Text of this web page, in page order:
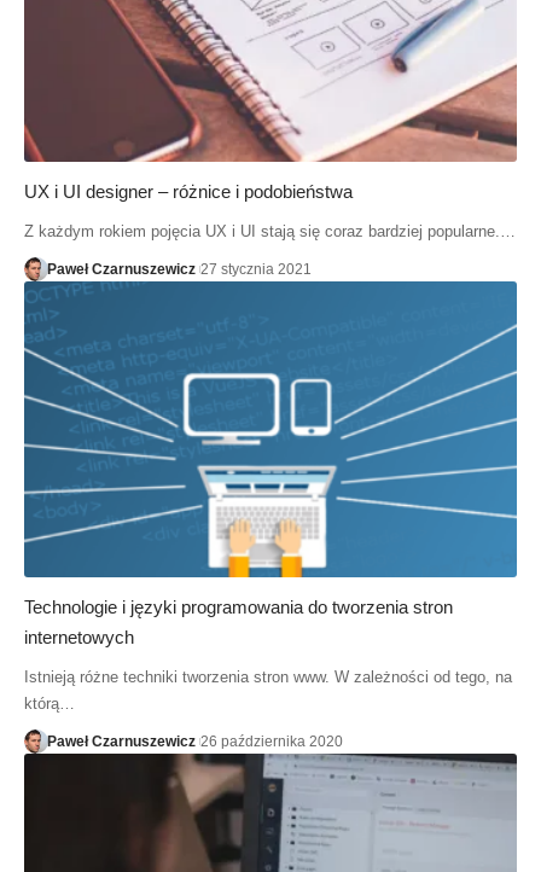
UX i UI designer – różnice i podobieństwa
Z każdym rokiem pojęcia UX i UI stają się coraz bardziej popularne.…
Paweł Czarnuszewicz 27 stycznia 2021
Technologie i języki programowania do tworzenia stron
internetowych
Istnieją różne techniki tworzenia stron www. W zależności od tego, na
którą…
Paweł Czarnuszewicz 26 października 2020